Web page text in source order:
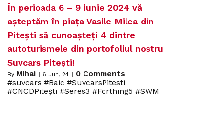
În perioada 6 – 9 iunie 2024 vă
așteptăm în piața Vasile Milea din
Pitești să cunoașteți 4 dintre
autoturismele din portofoliul nostru
Suvcars Pitești!
By Mihai | 6 Jun, 24 | 0 Comments
#suvcars #Baic #SuvcarsPitesti
#CNCDPitești #Seres3 #Forthing5 #SWM